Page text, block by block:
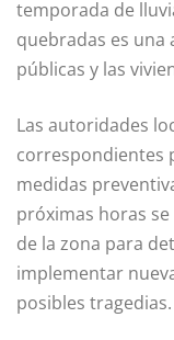
temporada de
quebradas es una
públicas y las
Las autoridades
correspondientes
medidas
próximas horas
de la zona para
implementar
posibles tragedias.